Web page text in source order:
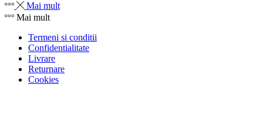
Mai mult
Mai mult
Termeni si conditii
Confidentialitate
Livrare
Returnare
Cookies